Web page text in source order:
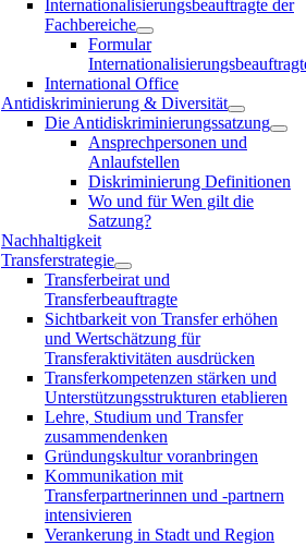
Internationalisierungsbeauftragte der
Fachbereiche
Formular
International Office
Antidiskriminierung & Diversität
Die Antidiskriminierungssatzung
Ansprechpersonen und
Anlaufstellen
Diskriminierung Definitionen
Wo und für Wen gilt die
Satzung?
Nachhaltigkeit
Transferstrategie
Transferbeirat und
Transferbeauftragte
Sichtbarkeit von Transfer erhöhen
und Wertschätzung für
Transferaktivitäten ausdrücken
Transferkompetenzen stärken und
Unterstützungsstrukturen etablieren
Lehre, Studium und Transfer
zusammendenken
Gründungskultur voranbringen
Kommunikation mit
Transferpartnerinnen und -partnern
intensivieren
Verankerung in Stadt und Region